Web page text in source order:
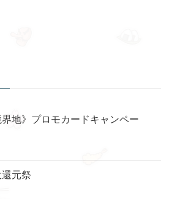
界地》プロモカードキャンペー
元祭